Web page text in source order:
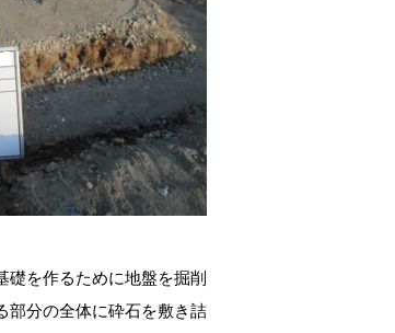
礎を作るために地盤を掘削
部分の全体に砕石を敷き詰